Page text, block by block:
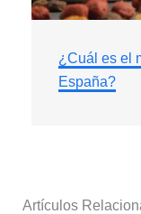
¿Cuál es el
España?
Artículos